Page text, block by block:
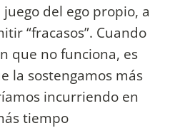
del ego propio, a
“fracasos”. Cuando
que no funciona, es
la sostengamos más
incurriendo en
tiempo